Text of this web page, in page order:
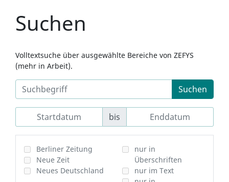
Suchen
Volltextsuche über ausgewählte Bereiche von ZEFYS
(mehr in Arbeit).
Suchen
bis
Berliner Zeitung
Neue Zeit
Neues Deutschland
nur in
Überschriften
nur im Text